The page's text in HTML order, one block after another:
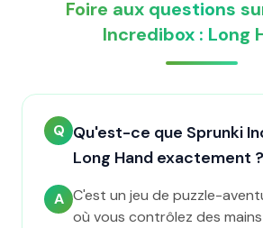
Foire aux questions
Incredibox : Long
Q Qu'est-ce que Sprunki
Long Hand exactement ?
A C'est un jeu de puzzle-
où vous contrôlez des